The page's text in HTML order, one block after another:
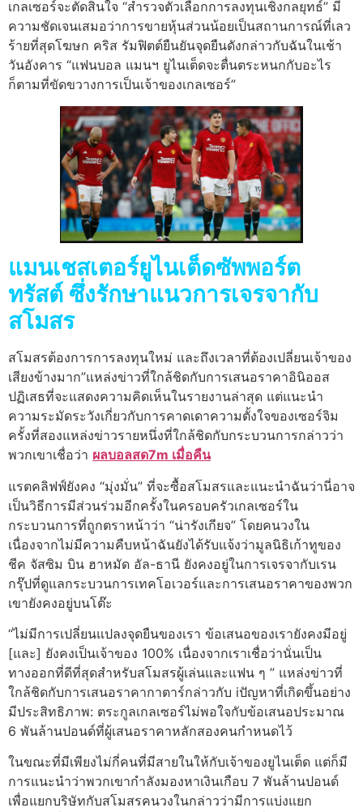
เกลเซอร์จะตัดสินใจ “สํารวจตัวเลือกการลงทุนเชิงกลยุทธ์” มี
ความชัดเจนเสมอว่าการขายหุ้นส่วนน้อยเป็นสถานการณ์ที่เลว
ร้ายที่สุดโฆษก คริส รัมฟิตต์ยืนยันจุดยืนดังกล่าวกับฉันในเช้า
วันอังคาร “แฟนบอล แมนฯ ยูไนเต็ดจะตื่นตระหนกกับอะไร
ก็ตามที่ขัดขวางการเป็นเจ้าของเกลเซอร์”
แมนเชสเตอร์ยูไนเต็ดซัพพอร์ต
ทรัสต์ ซึ่งรักษาแนวการเจรจากับ
สโมสร
สโมสรต้องการการลงทุนใหม่ และถึงเวลาที่ต้องเปลี่ยนเจ้าของ
เสียงข้างมาก”แหล่งข่าวที่ใกล้ชิดกับการเสนอราคาอินิออส
ปฏิเสธที่จะแสดงความคิดเห็นในรายงานล่าสุด แต่แนะนํา
ความระมัดระวังเกี่ยวกับการคาดเดาความตั้งใจของเซอร์จิม
ครั้งที่สองแหล่งข่าวรายหนึ่งที่ใกล้ชิดกับกระบวนการกล่าวว่า
พวกเขาเชื่อว่า ผลบอลสด7m เมื่อคืน
แรตคลิฟฟ์ยังคง “มุ่งมั่น” ที่จะซื้อสโมสรและแนะนําฉันว่านี่อาจ
เป็นวิธีการมีส่วนร่วมอีกครั้งในครอบครัวเกลเซอร์ใน
กระบวนการที่ถูกตราหน้าว่า “น่ารังเกียจ” โดยคนวงใน
เนื่องจากไม่มีความคืบหน้าฉันยังได้รับแจ้งว่ามูลนิธิเก้าทูของ
ชีค จัสซิม บิน ฮาหมัด อัล-ธานี ยังคงอยู่ในการเจรจากับเรน
กรุ๊ปที่ดูแลกระบวนการเทคโอเวอร์และการเสนอราคาของพวก
เขายังคงอยู่บนโต๊ะ
“ไม่มีการเปลี่ยนแปลงจุดยืนของเรา ข้อเสนอของเรายังคงมีอยู่
[และ] ยังคงเป็นเจ้าของ 100% เนื่องจากเราเชื่อว่านั่นเป็น
ทางออกที่ดีที่สุดสําหรับสโมสรผู้เล่นและแฟน ๆ ” แหล่งข่าวที่
ใกล้ชิดกับการเสนอราคากาตาร์กล่าวกับ iปัญหาที่เกิดขึ้นอย่าง
มีประสิทธิภาพ: ตระกูลเกลเซอร์ไม่พอใจกับข้อเสนอประมาณ
6 พันล้านปอนด์ที่ผู้เสนอราคาหลักสองคนกําหนดไว้
ในขณะที่มีเพียงไม่กี่คนที่มีสายในให้กับเจ้าของยูไนเต็ด แต่ก็มี
การแนะนําว่าพวกเขากําลังมองหาเงินเกือบ 7 พันล้านปอนด์
เพื่อแยกบริษัทกับสโมสรคนวงในกล่าวว่ามีการแบ่งแยก